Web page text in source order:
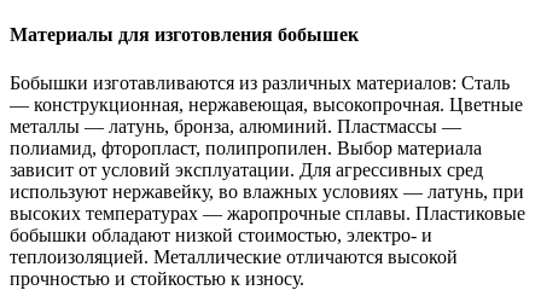
Материалы для изготовления бобышек
Бобышки изготавливаются из различных материалов: Сталь
— конструкционная, нержавеющая, высокопрочная. Цветные
металлы — латунь, бронза, алюминий. Пластмассы —
полиамид, фторопласт, полипропилен. Выбор материала
зависит от условий эксплуатации. Для агрессивных сред
используют нержавейку, во влажных условиях — латунь, при
высоких температурах — жаропрочные сплавы. Пластиковые
бобышки обладают низкой стоимостью, электро- и
теплоизоляцией. Металлические отличаются высокой
прочностью и стойкостью к износу.